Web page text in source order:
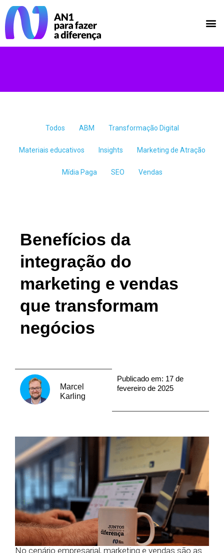
Todos ABM Transformação Digital
Materiais educativos Insights Marketing de Atração
Mídia Paga SEO Vendas
Benefícios da
integração do
marketing e vendas
que transformam
negócios
Marcel
Karling
Publicado em: 17 de
fevereiro de 2025
No cenário empresarial, marketing e vendas são as